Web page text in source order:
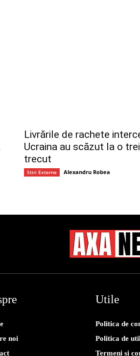
Livrările de rachete
Ucraina au scăzut la o
trecut
Stiri Externe Alexandru Robea
noi
Utile
Politica de
Politica de
Termeni și